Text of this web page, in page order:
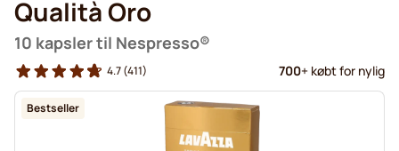
Bestseller
Qualità Oro
10 kapsler til Nespresso®
4.7(411) 700+ købt for nylig